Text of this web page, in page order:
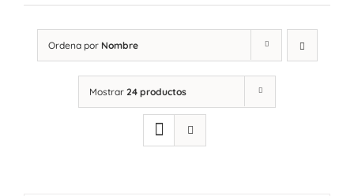
Ordena por Nombre
Mostrar 24 productos